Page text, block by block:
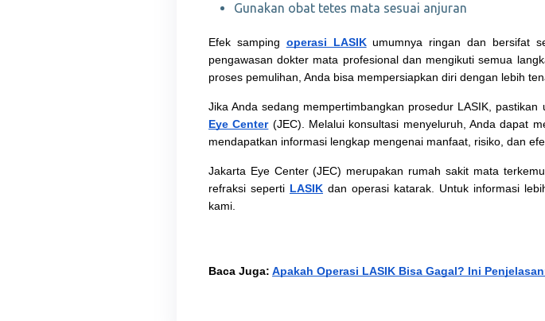
Gunakan obat tetes mata sesuai anjuran
Efek samping operasi LASIK umumnya ringan dan bersifat
pengawasan dokter mata profesional dan mengikuti semua
proses pemulihan, Anda bisa mempersiapkan diri dengan lebih
Jika Anda sedang mempertimbangkan prosedur LASIK,
Eye Center (JEC). Melalui konsultasi menyeluruh, Anda dapat
mendapatkan informasi lengkap mengenai manfaat, risiko, dan
Jakarta Eye Center (JEC) merupakan rumah sakit mata
refraksi seperti LASIK dan operasi katarak. Untuk informasi
kami.
Baca Juga: Apakah Operasi LASIK Bisa Gagal? Ini